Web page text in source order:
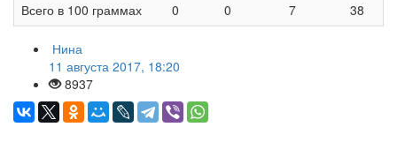
Всего в 100 граммах
0 0 7 38
Нина
11 августа 2017, 18:20
8937